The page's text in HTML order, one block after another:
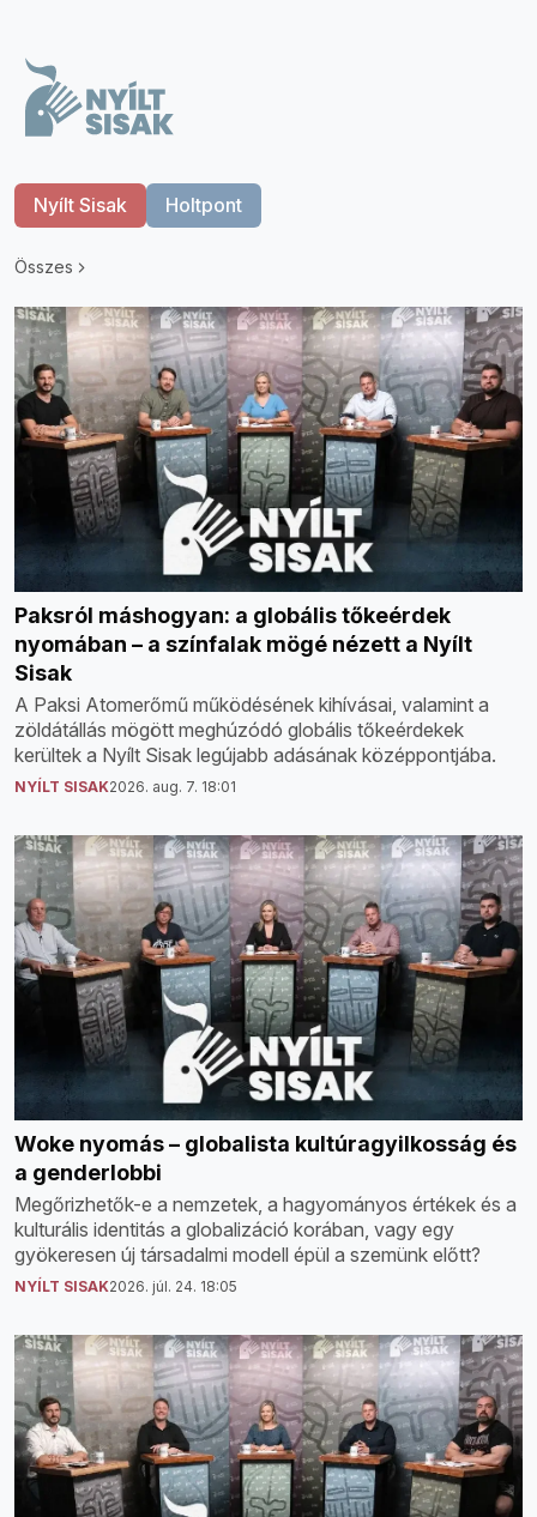
Nyílt Sisak Holtpont
Összes
Paksról máshogyan: a globális tőkeérdek
nyomában – a színfalak mögé nézett a Nyílt
Sisak
A Paksi Atomerőmű működésének kihívásai, valamint a
zöldátállás mögött meghúzódó globális tőkeérdekek
kerültek a Nyílt Sisak legújabb adásának középpontjába.
NYÍLT SISAK2026. aug. 7. 18:01
Woke nyomás – globalista kultúragyilkosság és
a genderlobbi
Megőrizhetők-e a nemzetek, a hagyományos értékek és a
kulturális identitás a globalizáció korában, vagy egy
gyökeresen új társadalmi modell épül a szemünk előtt?
NYÍLT SISAK2026. júl. 24. 18:05